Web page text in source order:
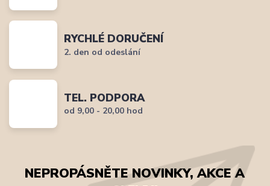
RYCHLÉ DORUČENÍ
2. den od odeslání
TEL. PODPORA
od 9,00 - 20,00 hod
NEPROPÁSNĚTE NOVINKY, AKCE A